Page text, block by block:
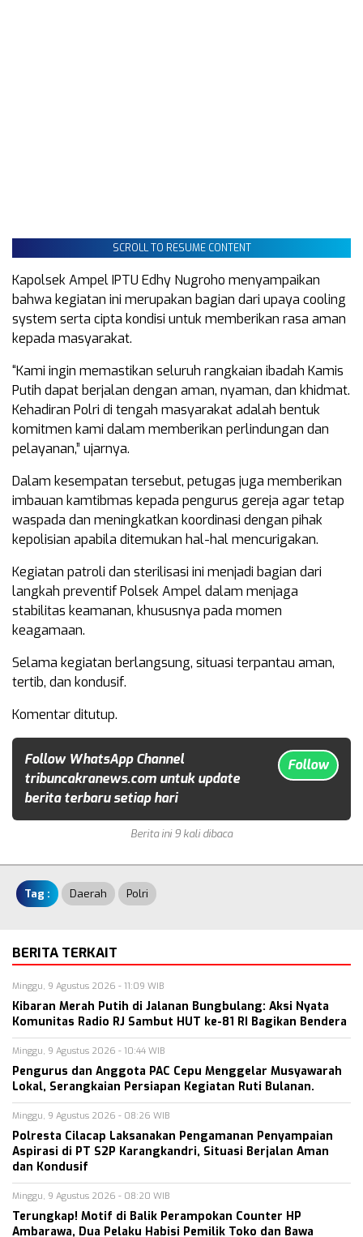
SCROLL TO RESUME CONTENT
Kapolsek Ampel IPTU Edhy Nugroho menyampaikan
bahwa kegiatan ini merupakan bagian dari upaya cooling
system serta cipta kondisi untuk memberikan rasa aman
kepada masyarakat.
“Kami ingin memastikan seluruh rangkaian ibadah Kamis
Putih dapat berjalan dengan aman, nyaman, dan khidmat.
Kehadiran Polri di tengah masyarakat adalah bentuk
komitmen kami dalam memberikan perlindungan dan
pelayanan,” ujarnya.
Dalam kesempatan tersebut, petugas juga memberikan
imbauan kamtibmas kepada pengurus gereja agar tetap
waspada dan meningkatkan koordinasi dengan pihak
kepolisian apabila ditemukan hal-hal mencurigakan.
Kegiatan patroli dan sterilisasi ini menjadi bagian dari
langkah preventif Polsek Ampel dalam menjaga
stabilitas keamanan, khususnya pada momen
keagamaan.
Selama kegiatan berlangsung, situasi terpantau aman,
tertib, dan kondusif.
Komentar ditutup.
Follow WhatsApp Channel
tribuncakranews.com untuk update
berita terbaru setiap hari
Follow
Berita ini 9 kali dibaca
Tag : Daerah Polri
BERITA TERKAIT
Minggu, 9 Agustus 2026 - 11:09 WIB
Kibaran Merah Putih di Jalanan Bungbulang: Aksi Nyata
Komunitas Radio RJ Sambut HUT ke-81 RI Bagikan Bendera
Minggu, 9 Agustus 2026 - 10:44 WIB
Pengurus dan Anggota PAC Cepu Menggelar Musyawarah
Lokal, Serangkaian Persiapan Kegiatan Ruti Bulanan.
Minggu, 9 Agustus 2026 - 08:26 WIB
Polresta Cilacap Laksanakan Pengamanan Penyampaian
Aspirasi di PT S2P Karangkandri, Situasi Berjalan Aman
dan Kondusif
Minggu, 9 Agustus 2026 - 08:20 WIB
Terungkap! Motif di Balik Perampokan Counter HP
Ambarawa, Dua Pelaku Habisi Pemilik Toko dan Bawa